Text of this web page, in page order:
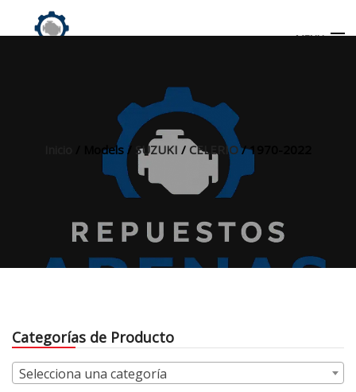
MENU
/ Models / SUZUKI / CELERIO/ 1970-2022
Categorías de Producto
Selecciona una categoría